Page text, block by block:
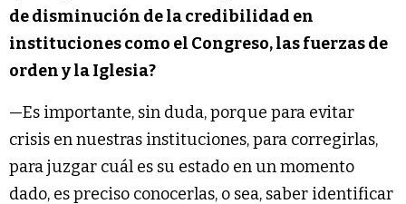
de disminución de la credibilidad en
instituciones como el Congreso, las fuerzas de
orden y la Iglesia?
—Es importante, sin duda, porque para evitar
crisis en nuestras instituciones, para corregirlas,
para juzgar cuál es su estado en un momento
dado, es preciso conocerlas, o sea, saber identificar